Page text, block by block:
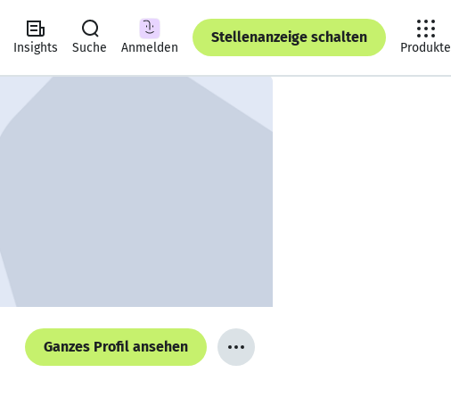
Insights Suche Anmelden
Stellenanzeige schalten
Produkte
Ganzes Profil ansehen